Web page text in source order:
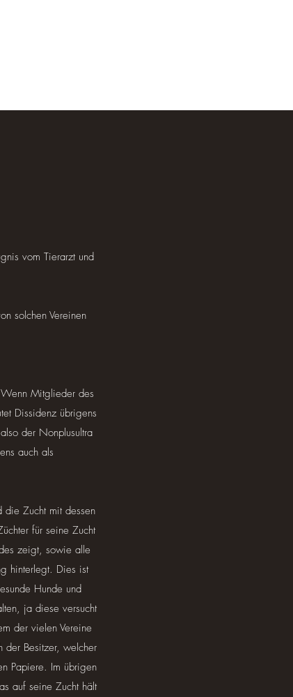
vom Tierarzt und
solchen Vereinen
Mitglieder des
Dissidenz übrigens
der Nonplusultra
auch als
Zucht mit dessen
für seine Zucht
zeigt, sowie alle
hinterlegt. Dies ist
Hunde und
ja diese versucht
der vielen Vereine
der Besitzer, welcher
Papiere. Im übrigen
auf seine Zucht hält